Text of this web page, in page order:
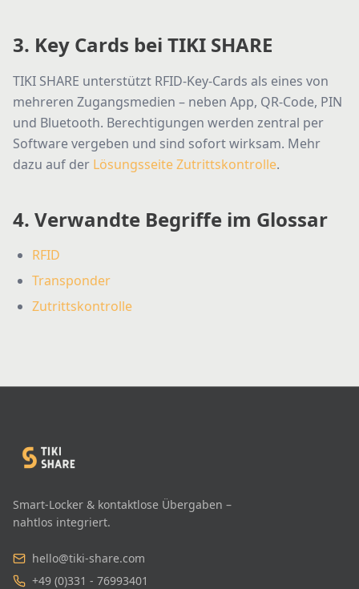
3. Key Cards bei TIKI SHARE
TIKI SHARE unterstützt RFID-Key-Cards als eines von
mehreren Zugangsmedien – neben App, QR-Code, PIN
und Bluetooth. Berechtigungen werden zentral per
Software vergeben und sind sofort wirksam. Mehr
dazu auf der Lösungsseite Zutrittskontrolle.
4. Verwandte Begriffe im Glossar
RFID
Transponder
Zutrittskontrolle
Smart-Locker & kontaktlose Übergaben –
nahtlos integriert.
hello@tiki-share.com
+49 (0)331 - 76993401